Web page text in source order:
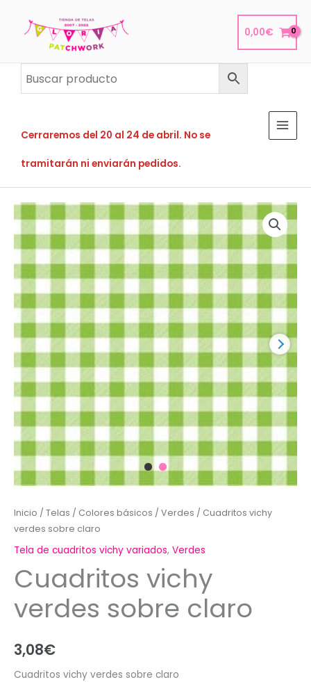
0,00€
Cerraremos del 20 al 24 de abril. No se
tramitarán ni enviarán pedidos.
Inicio / Telas / Colores básicos / Verdes / Cuadritos vichy
verdes sobre claro
Tela de cuadritos vichy variados, Verdes
Cuadritos vichy
verdes sobre claro
3,08€
Cuadritos vichy verdes sobre claro